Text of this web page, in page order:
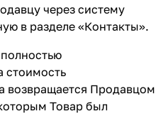
через систему
в разделе «Контакты».
стоимость
возвращается Продавцом
Товар был